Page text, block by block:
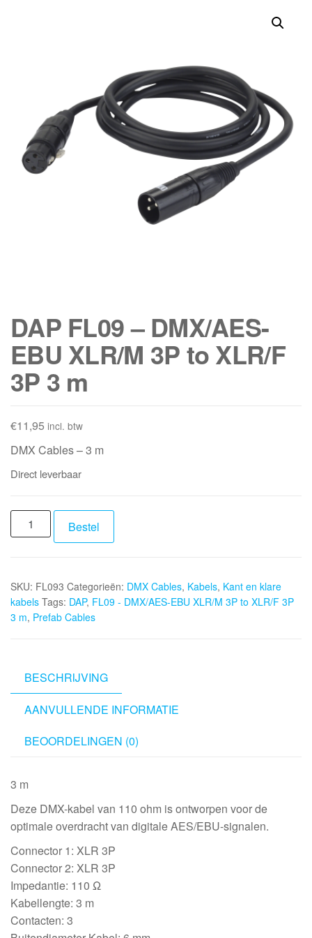
DAP FL09 – DMX/AES-
EBU XLR/M 3P to XLR/F
3P 3 m
€11,95 incl. btw
DMX Cables – 3 m
Direct leverbaar
DAP
FL09
EBU
XLR/M
3P
3
Bestel
SKU: FL093 Categorieën: DMX Cables, Kabels, Kant en klare
kabels Tags: DAP, FL09 - DMX/AES-EBU XLR/M 3P to XLR/F 3P
3 m, Prefab Cables
BESCHRIJVING
AANVULLENDE INFORMATIE
BEOORDELINGEN (0)
3 m
Deze DMX-kabel van 110 ohm is ontworpen voor de
optimale overdracht van digitale AES/EBU-signalen.
Connector 1: XLR 3P
Connector 2: XLR 3P
Impedantie: 110 Ω
Kabellengte: 3 m
Contacten: 3